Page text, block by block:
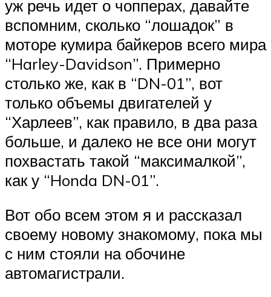
уж речь идет о чопперах, давайте
вспомним, сколько “лошадок” в
моторе кумира байкеров всего мира
“Harley-Davidson”. Примерно
столько же, как в “DN-01”, вот
только объемы двигателей у
“Харлеев”, как правило, в два раза
больше, и далеко не все они могут
похвастать такой “максималкой”,
как у “Honda DN-01”.
Вот обо всем этом я и рассказал
своему новому знакомому, пока мы
с ним стояли на обочине
автомагистрали.